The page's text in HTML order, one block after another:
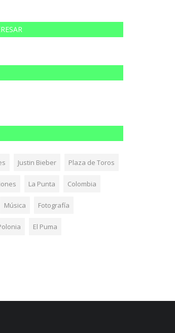
Justin Bieber Plaza de Toros
La Punta Colombia
Música Fotografía
El Puma